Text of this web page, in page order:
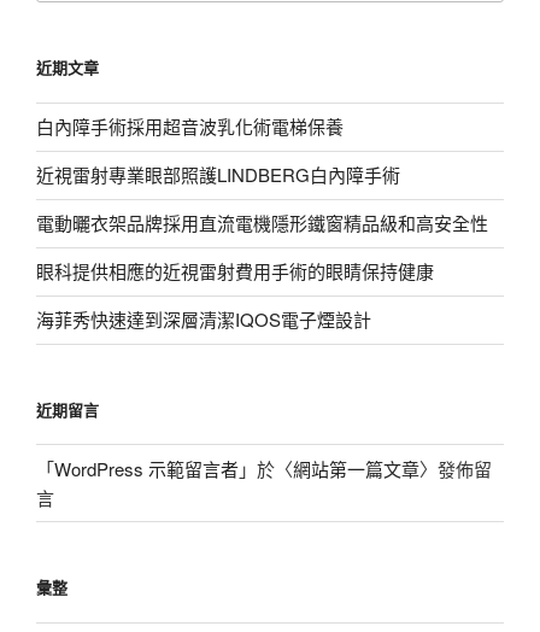
字:
近期文章
白內障手術採用超音波乳化術電梯保養
近視雷射專業眼部照護LINDBERG白內障手術
電動曬衣架品牌採用直流電機隱形鐵窗精品級和高安全性
眼科提供相應的近視雷射費用手術的眼睛保持健康
海菲秀快速達到深層清潔IQOS電子煙設計
近期留言
「WordPress 示範留言者」於〈網站第一篇文章〉發佈留
言
彙整